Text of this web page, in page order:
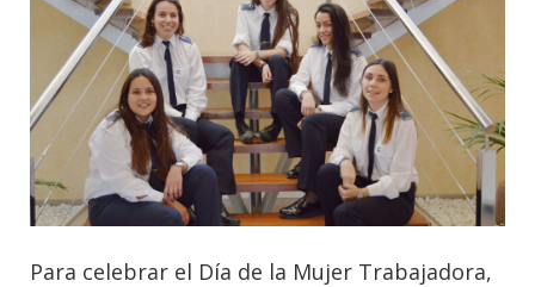
Para celebrar el Día de la Mujer Trabajadora,